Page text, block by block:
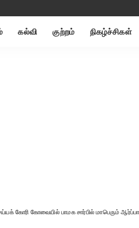
கல்வி குற்றம் நிகழ்ச்சிகள்
கோரி கோவையில் பாமக சார்பில் மாபெரும்